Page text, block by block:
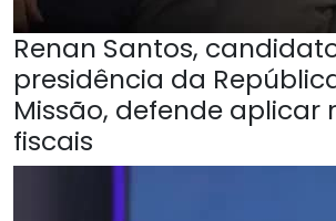
Renan Santos,
presidência da
Missão, defende aplicar
fiscais